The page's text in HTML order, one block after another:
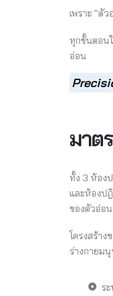
เพราะ “ตั
ทุกขั้นตอน
อ่อน
มาต
ทั้ง 3 ห้อง
และห้องป
ของตัวอ่อ
โครงสร้าง
ร่างกายม
ร